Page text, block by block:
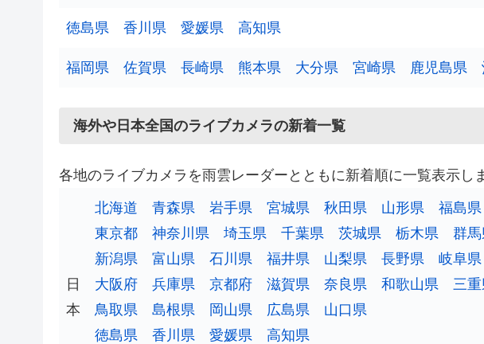
3
徳島県 香川県 愛媛県 高知県
福岡県 佐賀県 長崎県 熊本県 大分県 宮崎県 鹿児島県
海外や日本全国のライブカメラの新着一覧
各地のライブカメラを雨雲レーダーとともに新着順に一覧表示し
日
本
北海道 青森県 岩手県 宮城県 秋田県 山形県
福島県
東京都
神奈川県 埼玉県 千葉県 茨城県 栃木県
群馬
新潟県
富山県 石川県 福井県 山梨県 長野県 岐阜県
大阪府
兵庫県 京都府 滋賀県 奈良県 和歌山県
三
鳥取県
島根県 岡山県 広島県
山口県
徳島県
香川県 愛媛県
高知県